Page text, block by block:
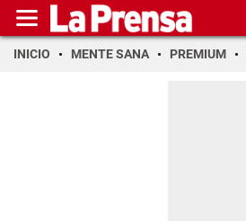
INICIO MENTE SANA PREMIUM